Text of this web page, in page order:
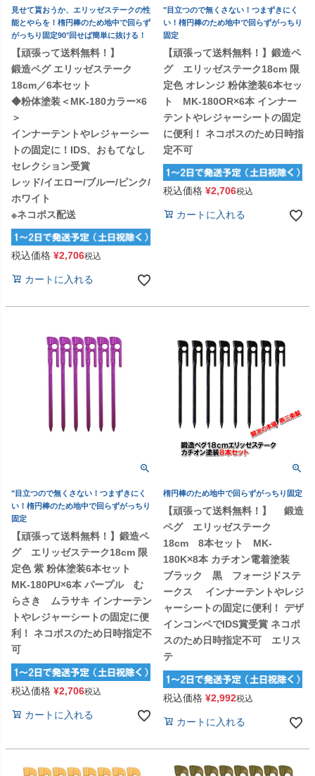
見せて貰おうか、エリッゼステークの性
能とやらを！楕円棒のため地中で回らず
がっちり固定90°回せば簡単に抜ける！
【頑張って送料無料！】
鍛造ペグ エリッゼステーク
18cm／6本セット
◆粉体塗装＜MK-180カラー×6
＞
インナーテントやレジャーシー
トの固定に！IDS、おもてなし
セレクション受賞
レッド/イエロー/ブルー/ピンク/
ホワイト
※ネコポス配送
税込価格 ¥2,706税込
カートに入れる
"目立つので無くさない！つまずきにく
い！楕円棒のため地中で回らずがっちり
固定
【頑張って送料無料！】鍛造ペ
グ エリッゼステーク18cm 限
定色 オレンジ 粉体塗装6本セッ
ト MK-180OR×6本 インナー
テントやレジャーシートの固定
に便利！ ネコポスのため日時指
定不可
税込価格 ¥2,706税込
カートに入れる
"目立つので無くさない！つまずきにく
い！楕円棒のため地中で回らずがっちり
固定
【頑張って送料無料！】鍛造ペ
グ エリッゼステーク18cm 限
定色 紫 粉体塗装6本セット
MK-180PU×6本 パープル む
らさき ムラサキ インナーテン
トやレジャーシートの固定に便
利！ ネコポスのため日時指定不
可
税込価格 ¥2,706税込
カートに入れる
楕円棒のため地中で回らずがっちり固定
【頑張って送料無料！】 鍛造
ペグ エリッゼステーク
18cm 8本セット MK-
180K×8本 カチオン電着塗装
ブラック 黒 フォージドステ
ークス インナーテントやレジ
ャーシートの固定に便利！ デザ
インコンペでIDS賞受賞 ネコポ
スのため日時指定不可 エリス
テ
税込価格 ¥2,992税込
カートに入れる